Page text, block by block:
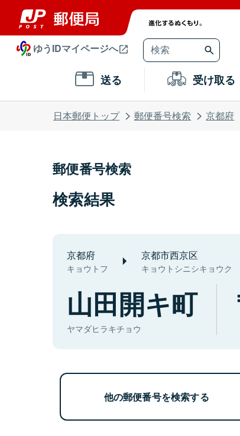
ゆうIDマイページへ
送る 受け取る
日本郵便トップ 郵便番号検索 京都府
郵便番号検索
検索結果
京都府
キョウトフ
京都市西京区
キョウトシニシキョウク
山田開キ町
ヤマダヒラキチョウ
他の郵便番号を検索する